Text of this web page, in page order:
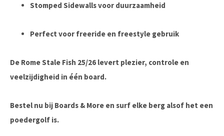
Stomped Sidewalls voor duurzaamheid
Perfect voor freeride en freestyle gebruik
De Rome Stale Fish 25/26 levert plezier, controle en
veelzijdigheid in één board.
Bestel nu bij Boards & More en surf elke berg alsof het een
poedergolf is.